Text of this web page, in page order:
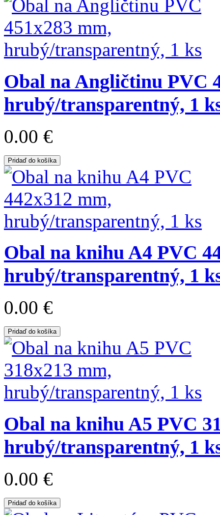
Obal na Angličtinu PVC
hrubý/transparentný, 1
0.00 €
Pridaď do košíka
Obal na knihu A4 PVC
hrubý/transparentný, 1
0.00 €
Pridaď do košíka
Obal na knihu A5 PVC
hrubý/transparentný, 1
0.00 €
Pridaď do košíka